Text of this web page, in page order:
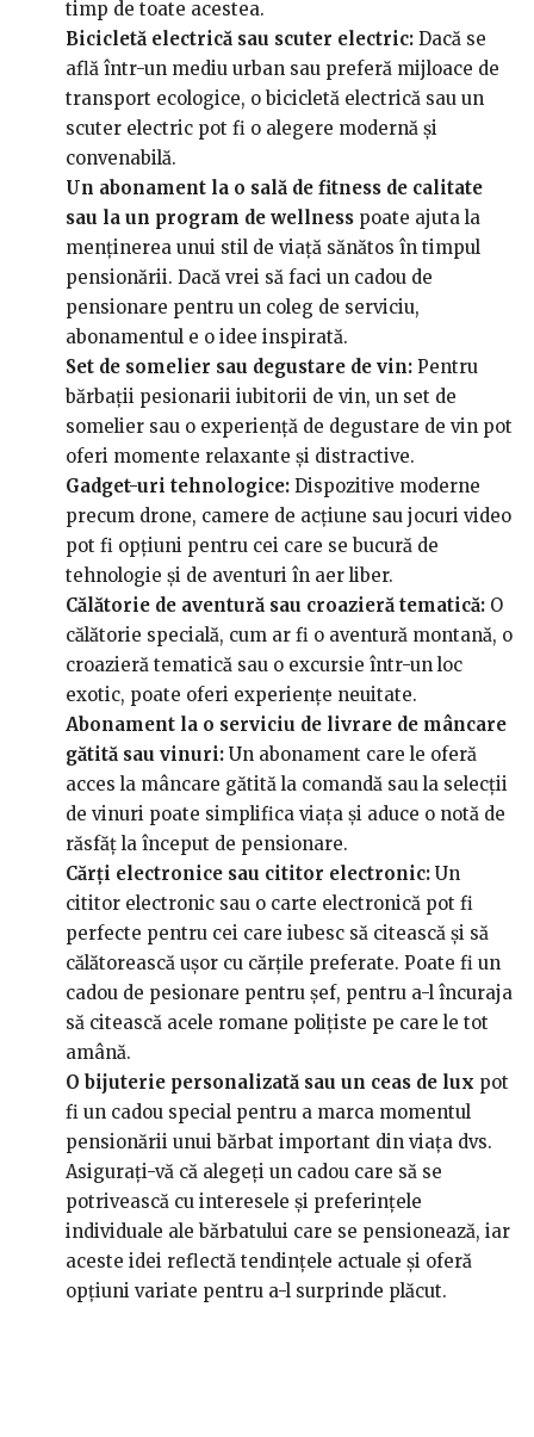
timp de toate acestea.
Bicicletă electrică sau scuter electric: Dacă se
află într-un mediu urban sau preferă mijloace de
transport ecologice, o bicicletă electrică sau un
scuter electric pot fi o alegere modernă și
convenabilă.
Un abonament la o sală de fitness de calitate
sau la un program de wellness poate ajuta la
menținerea unui stil de viață sănătos în timpul
pensionării. Dacă vrei să faci un cadou de
pensionare pentru un coleg de serviciu,
abonamentul e o idee inspirată.
Set de somelier sau degustare de vin: Pentru
bărbații pesionarii iubitorii de vin, un set de
somelier sau o experiență de degustare de vin pot
oferi momente relaxante și distractive.
Gadget-uri tehnologice: Dispozitive moderne
precum drone, camere de acțiune sau jocuri video
pot fi opțiuni pentru cei care se bucură de
tehnologie și de aventuri în aer liber.
Călătorie de aventură sau croazieră tematică: O
călătorie specială, cum ar fi o aventură montană, o
croazieră tematică sau o excursie într-un loc
exotic, poate oferi experiențe neuitate.
Abonament la o serviciu de livrare de mâncare
gătită sau vinuri: Un abonament care le oferă
acces la mâncare gătită la comandă sau la selecții
de vinuri poate simplifica viața și aduce o notă de
răsfăț la început de pensionare.
Cărți electronice sau cititor electronic: Un
cititor electronic sau o carte electronică pot fi
perfecte pentru cei care iubesc să citească și să
călătorească ușor cu cărțile preferate. Poate fi un
cadou de pesionare pentru șef, pentru a-l încuraja
să citească acele romane polițiste pe care le tot
amână.
O bijuterie personalizată sau un ceas de lux pot
fi un cadou special pentru a marca momentul
pensionării unui bărbat important din viața dvs.
Asigurați-vă că alegeți un cadou care să se
potrivească cu interesele și preferințele
individuale ale bărbatului care se pensionează, iar
aceste idei reflectă tendințele actuale și oferă
opțiuni variate pentru a-l surprinde plăcut.